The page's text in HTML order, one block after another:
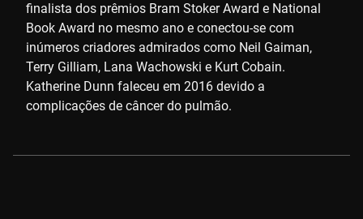
finalista dos prêmios Bram Stoker Award e National
Book Award no mesmo ano e conectou-se com
inúmeros criadores admirados como Neil Gaiman,
Terry Gilliam, Lana Wachowski e Kurt Cobain.
Katherine Dunn faleceu em 2016 devido a
complicações de câncer do pulmão.